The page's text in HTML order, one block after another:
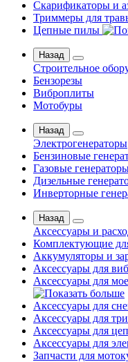
Скарификаторы и
Триммеры для
Цепные пилы
Назад
Строительное
Бензорезы
Виброплиты
Мотобуры
Назад
Электрогенераторы
Бензиновые
Газовые
Дизельные
Инверторные
Назад
Аксессуары и
Комплектующие
Аккумуляторы и
Аксессуары для
Аксессуары для
Аксессуары для
Аксессуары для
Аксессуары для
Аксессуары для
Запчасти для